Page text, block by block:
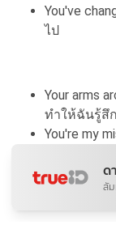
You've
ไป
Your arms
ทำให้ฉันรู้สึ
You're my
Only you
ทำให้ฉันรู้
ด
สั